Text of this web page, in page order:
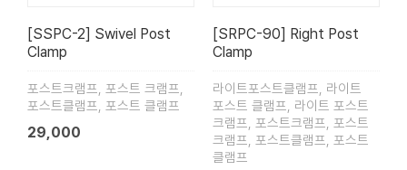
[SSPC-2] Swivel Post
Clamp
포스트크램프, 포스트 크램프,
포스트클램프, 포스트 클램프
29,000
[SRPC-90] Right Post
Clamp
라이트포스트클램프, 라이트
포스트 클램프, 라이트 포스트
크램프, 포스트크램프, 포스트
크램프, 포스트클램프, 포스트
클램프